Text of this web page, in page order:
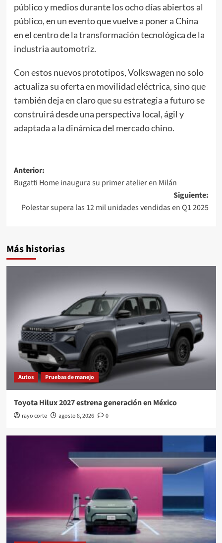
público y medios durante los ocho días abiertos al
público, en un evento que vuelve a poner a China
en el centro de la transformación tecnológica de la
industria automotriz.
Con estos nuevos prototipos, Volkswagen no solo
actualiza su oferta en movilidad eléctrica, sino que
también deja en claro que su estrategia a futuro se
construirá desde una perspectiva local, ágil y
adaptada a la dinámica del mercado chino.
Navegación
de
entradas
Anterior:
Bugatti Home inaugura su primer atelier en Milán
Siguiente:
Polestar supera las 12 mil unidades vendidas en Q1 2025
Más historias
Autos Pruebas de manejo
Toyota Hilux 2027 estrena generación en México
rayo corte agosto 8, 2026 0